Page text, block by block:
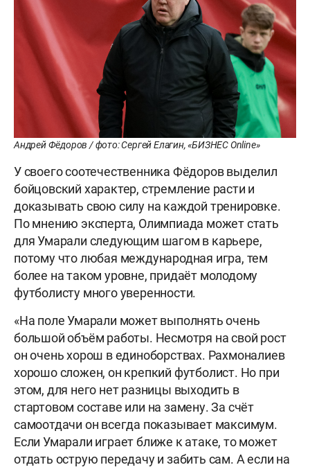
Андрей Фёдоров / фото: Сергей Елагин, «БИЗНЕС Online»
У своего соотечественника Фёдоров выделил
бойцовский характер, стремление расти и
доказывать свою силу на каждой тренировке.
По мнению эксперта, Олимпиада может стать
для Умарали следующим шагом в карьере,
потому что любая международная игра, тем
более на таком уровне, придаёт молодому
футболисту много уверенности.
«На поле Умарали может выполнять очень
большой объём работы. Несмотря на свой рост
он очень хорош в единоборствах. Рахмоналиев
хорошо сложен, он крепкий футболист. Но при
этом, для него нет разницы выходить в
стартовом составе или на замену. За счёт
самоотдачи он всегда показывает максимум.
Если Умарали играет ближе к атаке, то может
отдать острую передачу и забить сам. А если на